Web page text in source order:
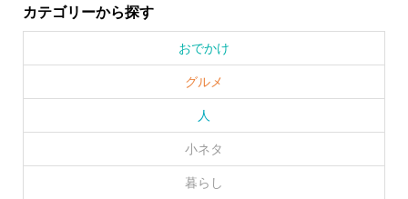
カテゴリーから探す
おでかけ
グルメ
人
小ネタ
暮らし